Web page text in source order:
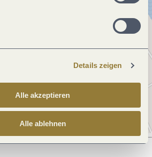
Details zeigen
Alle akzeptieren
Alle ablehnen